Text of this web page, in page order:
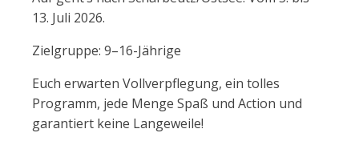
13. Juli 2026.
Zielgruppe: 9–16-Jährige
Euch erwarten Vollverpflegung, ein tolles
Programm, jede Menge Spaß und Action und
garantiert keine Langeweile!